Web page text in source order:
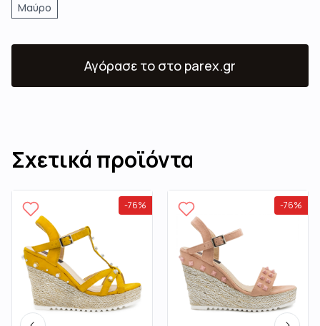
Μαύρο
Αγόρασε το στο parex.gr
Σχετικά προϊόντα
-76% -76%